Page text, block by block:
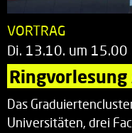
VORTRAG
Di. 13.10. um 15.00
Ringvorlesung
Das
Universitäten, drei